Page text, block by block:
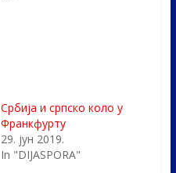
Србија и српско коло у
Франкфурту
29. јун 2019.
In "DIJASPORA"